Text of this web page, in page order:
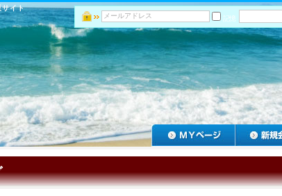
サイト
記憶